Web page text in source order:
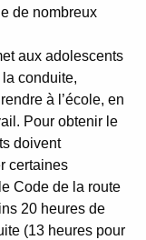
de nombreux
aux adolescents
la conduite,
à l’école, en
Pour obtenir le
doivent
certaines
Code de la route
20 heures de
(13 heures pour